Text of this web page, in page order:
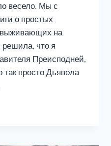
весело. Мы с
о простых
на
решила, что я
Преисподней,
просто Дьявола